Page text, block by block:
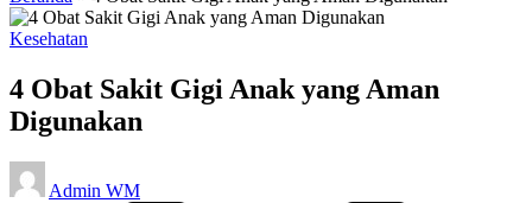
Posted
Kesehatan
4 Obat Sakit Gigi Anak yang Aman
Digunakan
Posted
by
Admin WM